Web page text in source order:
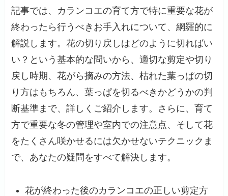
記事では、カランコエの育て方で特に重要な花が
終わったら行うべきお手入れについて、網羅的に
解説します。花の切り戻しはどのように切ればい
い？という基本的な問いから、適切な剪定や切り
戻し時期、花がら摘みの方法、枯れた葉っぱの切
り方はもちろん、葉っぱを切るべきかどうかの判
断基準まで、詳しくご紹介します。さらに、育て
方で重要な冬の管理や室内での注意点、そして花
をたくさん咲かせるには欠かせないテクニックま
で、あなたの疑問をすべて解決します。
花が終わった後のカランコエの正しい剪定方